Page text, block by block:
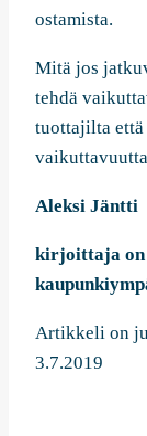
ostamista.
Mitä jos
tehdä
tuottajilta
Aleksi Jäntti
kirjoittaja on
Artikkeli on
3.7.2019